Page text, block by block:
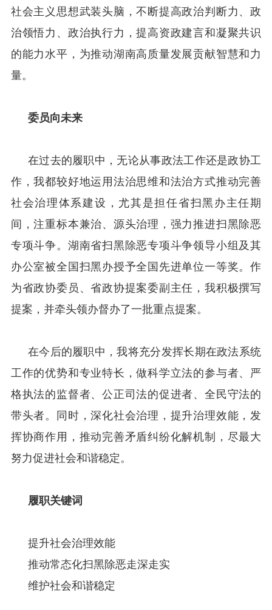
社会主义思想武装头脑，不断提高政治判断力、政
治领悟力、政治执行力，提高资政建言和凝聚共识
的能力水平，为推动湖南高质量发展贡献智慧和力
量。
委员向未来
在过去的履职中，无论从事政法工作还是政协工
作，我都较好地运用法治思维和法治方式推动完善
社会治理体系建设，尤其是担任省扫黑办主任期
间，注重标本兼治、源头治理，强力推进扫黑除恶
专项斗争。湖南省扫黑除恶专项斗争领导小组及其
办公室被全国扫黑办授予全国先进单位一等奖。作
为省政协委员、省政协提案委副主任，我积极撰写
提案，并牵头领办督办了一批重点提案。
在今后的履职中，我将充分发挥长期在政法系统
工作的优势和专业特长，做科学立法的参与者、严
格执法的监督者、公正司法的促进者、全民守法的
带头者。同时，深化社会治理，提升治理效能，发
挥协商作用，推动完善矛盾纠纷化解机制，尽最大
努力促进社会和谐稳定。
履职关键词
提升社会治理效能
推动常态化扫黑除恶走深走实
维护社会和谐稳定